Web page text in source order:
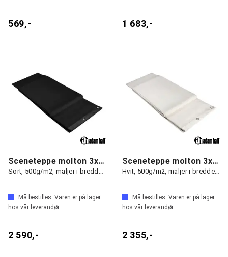
569,- 1 683,-
Sceneteppe molton 3x4m ferdigsydd
Sort, 500g/m2, maljer i bredden (4m)
Må bestilles. Varen er på lager
hos vår leverandør
2 590,-
Sceneteppe molton 3x4m ferdigsydd
Hvit, 500g/m2, maljer i bredden (4m)
Må bestilles. Varen er på lager
hos vår leverandør
2 355,-